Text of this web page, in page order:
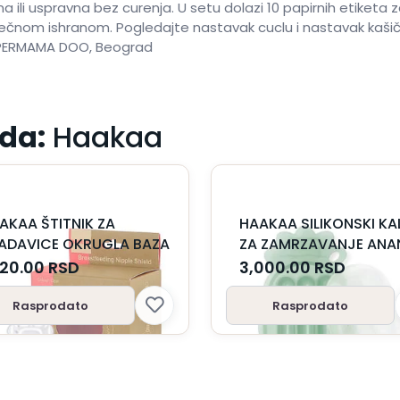
ili uspravna bez curenja. U setu dolazi 10 papirnih
ishranom. Pogledajte nastavak cuclu i nastavak
DOO, Beograd
Haakaa
ŠTITNIK ZA
OKRUGLA BAZA
RSD
Rasprodato
HAAKAA SILIKONSKI
ZA ZAMRZAVANJE
PLAVI
3,000.00RSD
Rasprodato